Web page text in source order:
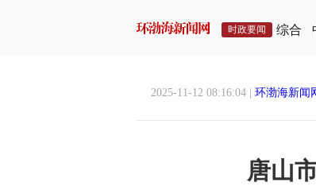
时政要闻 综合
2025-11-12 08:16:04 | 环渤海新闻
唐山